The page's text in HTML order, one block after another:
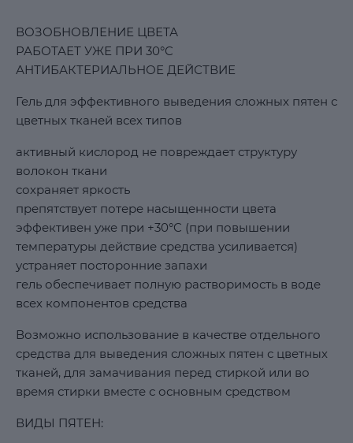
ВОЗОБНОВЛЕНИЕ ЦВЕТА
РАБОТАЕТ УЖЕ ПРИ 30°C
АНТИБАКТЕРИАЛЬНОЕ ДЕЙСТВИЕ
Гель для эффективного выведения сложных пятен с
цветных тканей всех типов
активный кислород не повреждает структуру
волокон ткани
сохраняет яркость
препятствует потере насыщенности цвета
эффективен уже при +30°C (при повышении
температуры действие средства усиливается)
устраняет посторонние запахи
гель обеспечивает полную растворимость в воде
всех компонентов средства
Возможно использование в качестве отдельного
средства для выведения сложных пятен с цветных
тканей, для замачивания перед стиркой или во
время стирки вместе с основным средством
ВИДЫ ПЯТЕН: